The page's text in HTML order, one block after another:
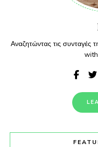
Αναζητώντας τις συνταγές